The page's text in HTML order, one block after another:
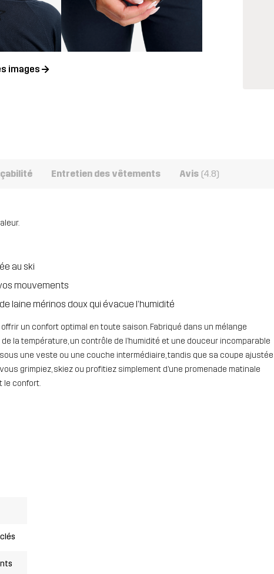
images
Entretien des vêtements Avis (4.8)
au ski
mouvements
laine mérinos doux qui évacue l’humidité
un confort optimal en toute saison. Fabriqué dans un mélange
la température, un contrôle de l’humidité et une douceur incomparable
une veste ou une couche intermédiaire, tandis que sa coupe ajustée
grimpiez, skiez ou profitiez simplement d’une promenade matinale
le confort.